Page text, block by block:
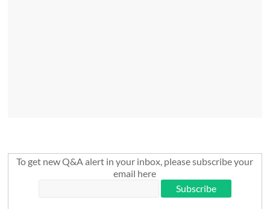
To get new Q&A alert in your inbox, please subscribe your
email here